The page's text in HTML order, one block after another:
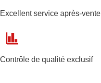
Excellent service après-vente
Contrôle de qualité exclusif